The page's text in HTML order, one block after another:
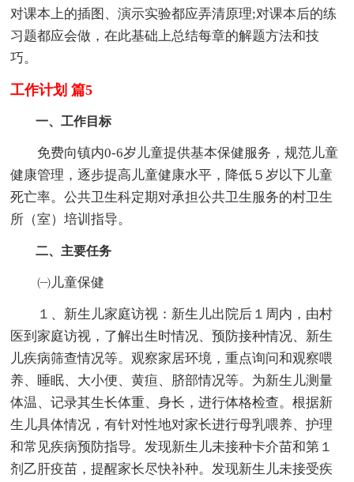
对课本上的插图、演示实验都应弄清原理;对课本后的练
习题都应会做，在此基础上总结每章的解题方法和技
巧。
工作计划 篇5
一、工作目标
免费向镇内0-6岁儿童提供基本保健服务，规范儿童
健康管理，逐步提高儿童健康水平，降低５岁以下儿童
死亡率。公共卫生科定期对承担公共卫生服务的村卫生
所（室）培训指导。
二、主要任务
㈠儿童保健
１、新生儿家庭访视：新生儿出院后１周内，由村
医到家庭访视，了解出生时情况、预防接种情况、新生
儿疾病筛查情况等。观察家居环境，重点询问和观察喂
养、睡眠、大小便、黄疸、脐部情况等。为新生儿测量
体温、记录其生长体重、身长，进行体格检查。根据新
生儿具体情况，有针对性地对家长进行母乳喂养、护理
和常见疾病预防指导。发现新生儿未接种卡介苗和第１
剂乙肝疫苗，提醒家长尽快补种。发现新生儿未接受疾